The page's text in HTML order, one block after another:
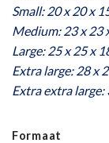
Small: 20 x 20 x
Medium: 23 x 23
Large: 25 x 25 x
Extra large: 28 x
Extra extra large:
Formaat